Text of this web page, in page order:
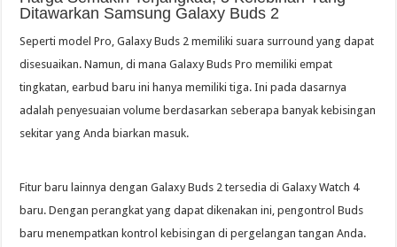
Ditawarkan Samsung Galaxy Buds 2
Seperti model Pro, Galaxy Buds 2 memiliki suara surround yang dapat
disesuaikan. Namun, di mana Galaxy Buds Pro memiliki empat
tingkatan, earbud baru ini hanya memiliki tiga. Ini pada dasarnya
adalah penyesuaian volume berdasarkan seberapa banyak kebisingan
sekitar yang Anda biarkan masuk.
Fitur baru lainnya dengan Galaxy Buds 2 tersedia di Galaxy Watch 4
baru. Dengan perangkat yang dapat dikenakan ini, pengontrol Buds
baru menempatkan kontrol kebisingan di pergelangan tangan Anda.